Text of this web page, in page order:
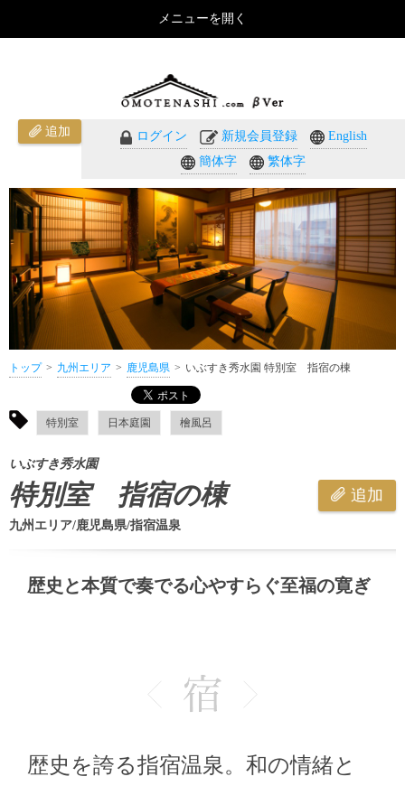
追加 ログイン 新規会員登録
English
簡体字
繁体字
トップ 九州エリア 鹿児島県 いぶすき秀水園 特別室 指宿の棟
特別室 日本庭園 檜風呂
いぶすき秀水園
特別室 指宿の棟 追加
九州エリア/鹿児島県/指宿温泉
歴史と本質で奏でる心やすらぐ至福の寛ぎ
歴史を誇る指宿温泉。和の情緒と
メニューを開く